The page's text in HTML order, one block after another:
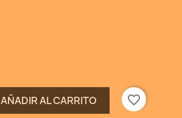
AÑADIR AL CARRITO
favorite_border